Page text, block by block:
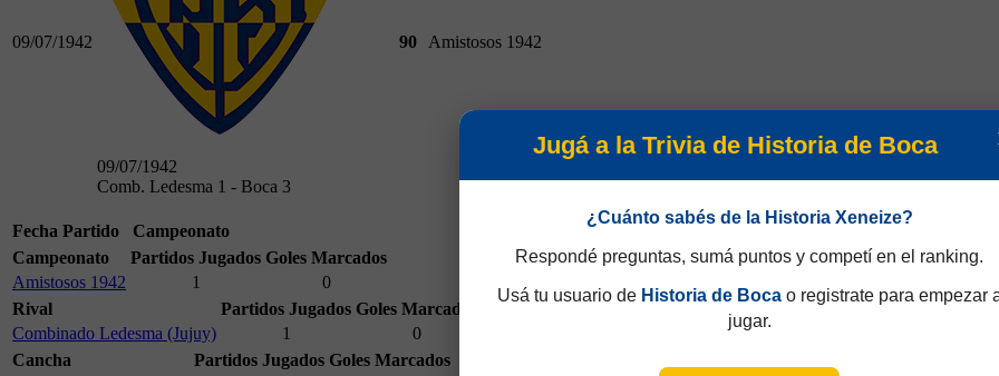
09/07/1942
09/07/1942
Comb. Ledesma 1 - Boca 3
90 Amistosos 1942
Fecha Partido
Campeonato
Campeonato
Partidos Jugados Goles Marcados
Amistosos 1942
1
0
Rival
Partidos Jugados Goles Marcados
Combinado Ledesma (Jujuy)
1
0
Cancha
Partidos Jugados Goles Marcados
Jugá a la Trivia de Historia de Boca
¿Cuánto sabés de la Historia Xeneize?
Respondé preguntas, sumá puntos y competí en el ranking.
Usá tu usuario de Historia de Bocao registrate para empezar
jugar.